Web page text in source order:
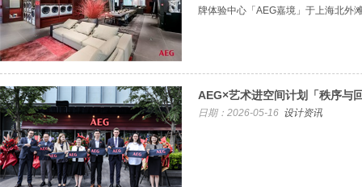
牌体验中心「AEG嘉境」于上海北外
AEG×艺术进空间计划「秩序与
日期：2026-05-16 设计资讯